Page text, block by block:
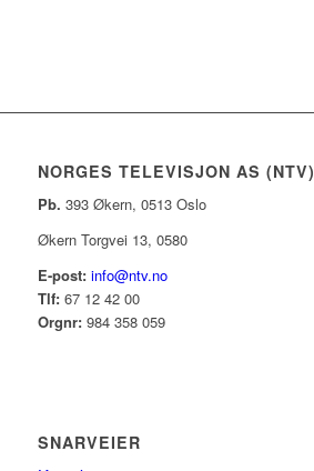
NORGES TELEVISJON AS (NTV)
Pb. 393 Økern, 0513 Oslo
Økern Torgvei 13, 0580
E-post: info@ntv.no
Tlf:67 12 42 00
Orgnr:984 358 059
SNARVEIER